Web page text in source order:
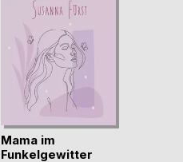
Mama im
Funkelgewitter